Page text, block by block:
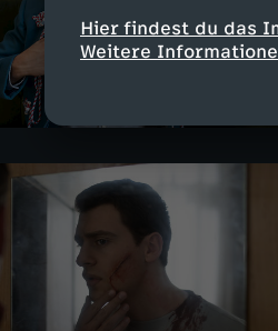
Hier findest du das
Weitere